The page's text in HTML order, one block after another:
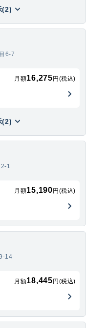
(2)
6-7
月額16,275 円(税込)
(2)
1
月額15,190 円(税込)
14
月額18,445 円(税込)